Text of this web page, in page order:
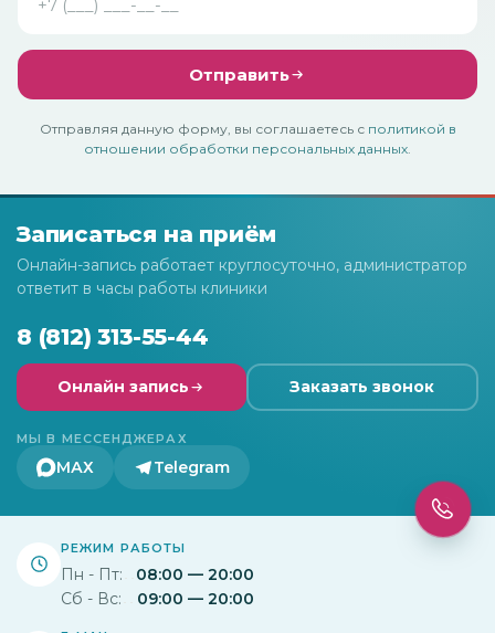
Отправить
Отправляя данную форму, вы соглашаетесь с политикой в
отношении обработки персональных данных
Записаться на приём
Онлайн-запись работает круглосуточно, администратор
ответит в часы работы клиники
8 (812) 313-55-44
Онлайн запись Заказать звонок
МЫ В МЕССЕНДЖЕРАХ
МАХ Telegram
РЕЖИМ РАБОТЫ
Пн - Пт:
08:00 — 20:00
Сб - Вс:
09:00 — 20:00